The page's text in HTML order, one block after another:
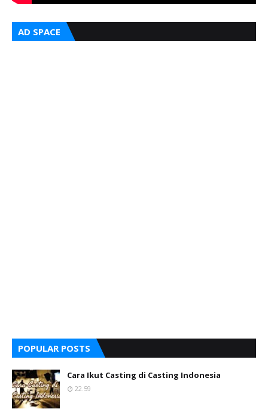
AD SPACE
POPULAR POSTS
Cara Ikut Casting di Casting Indonesia
22.59